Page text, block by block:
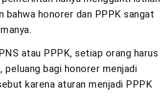
bahwa honorer dan PPPK sangat
atau PPPK, setiap orang harus
peluang bagi honorer menjadi
karena aturan menjadi PPPK